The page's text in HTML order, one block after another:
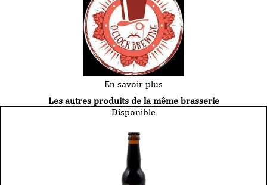
En savoir plus
Les autres produits de la même brasserie
Disponible